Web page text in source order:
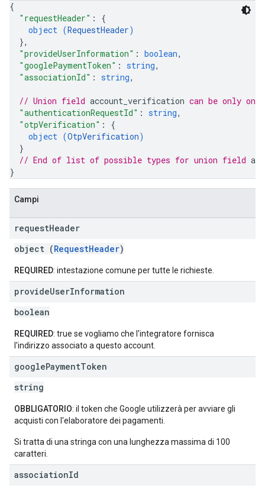
{
"requestHeader" : {
object (RequestHeader)
},
"provideUserInformation" : boolean,
"googlePaymentToken" : string,
"associationId" : string,
// Union field account_verification can be only
"authenticationRequestId" : string,
"otpVerification" : {
object (OtpVerification)
}
// End of list of possible types for union field
}
Campi
requestHeader
object (RequestHeader)
REQUIRED: intestazione comune per tutte le richieste.
provideUserInformation
boolean
REQUIRED: true se vogliamo che l'integratore fornisca
l'indirizzo associato a questo account.
googlePaymentToken
string
OBBLIGATORIO: il token che Google utilizzerà per avviare gli
acquisti con l'elaboratore dei pagamenti.
Si tratta di una stringa con una lunghezza massima di 100
caratteri.
associationId